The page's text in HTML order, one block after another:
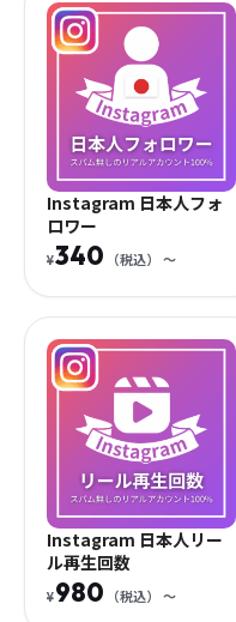
Instagram 日本人フォ
ロワー
¥340 （税込） 〜
Instagram 日本人リー
ル再生回数
¥980 （税込） 〜